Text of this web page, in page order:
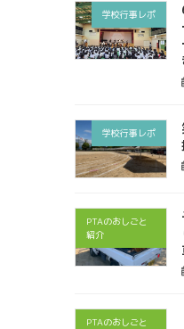
学校行事レポ
学校行事レポ
PTAのおしごと
紹介
PTAのおしごと